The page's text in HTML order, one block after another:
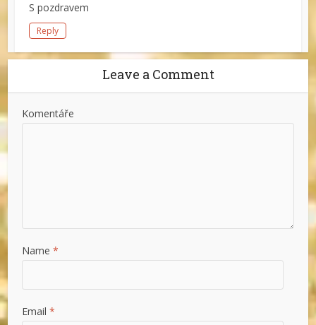
S pozdravem
Reply
Leave a Comment
Komentáře
Name *
Email *